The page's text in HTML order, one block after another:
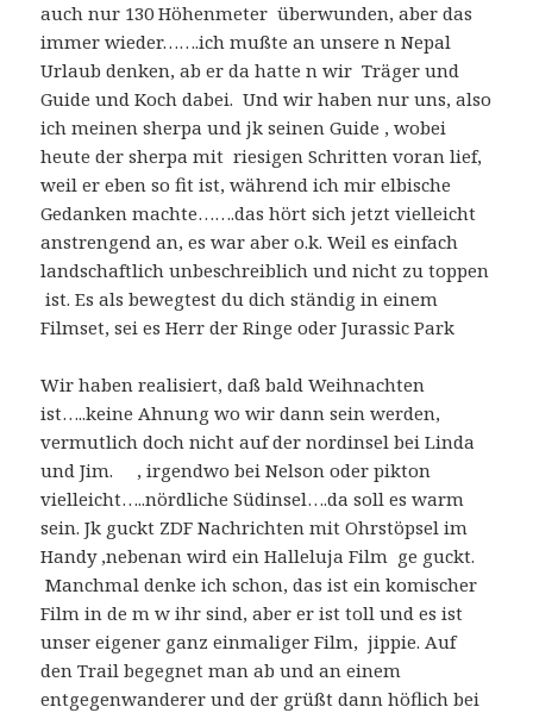
auch nur 130 Höhenmeter überwunden, aber das
immer wieder…….ich mußte an unsere n Nepal
Urlaub denken, ab er da hatte n wir Träger und
Guide und Koch dabei. Und wir haben nur uns, also
ich meinen sherpa und jk seinen Guide , wobei
heute der sherpa mit riesigen Schritten voran lief,
weil er eben so fit ist, während ich mir elbische
Gedanken machte…….das hört sich jetzt vielleicht
anstrengend an, es war aber o.k. Weil es einfach
landschaftlich unbeschreiblich und nicht zu toppen
ist. Es als bewegtest du dich ständig in einem
Filmset, sei es Herr der Ringe oder Jurassic Park
Wir haben realisiert, daß bald Weihnachten
ist…..keine Ahnung wo wir dann sein werden,
vermutlich doch nicht auf der nordinsel bei Linda
und Jim. , irgendwo bei Nelson oder pikton
vielleicht…..nördliche Südinsel….da soll es warm
sein. Jk guckt ZDF Nachrichten mit Ohrstöpsel im
Handy ,nebenan wird ein Halleluja Film ge guckt.
Manchmal denke ich schon, das ist ein komischer
Film in de m w ihr sind, aber er ist toll und es ist
unser eigener ganz einmaliger Film, jippie. Auf
den Trail begegnet man ab und an einem
entgegenwanderer und der grüßt dann höflich bei